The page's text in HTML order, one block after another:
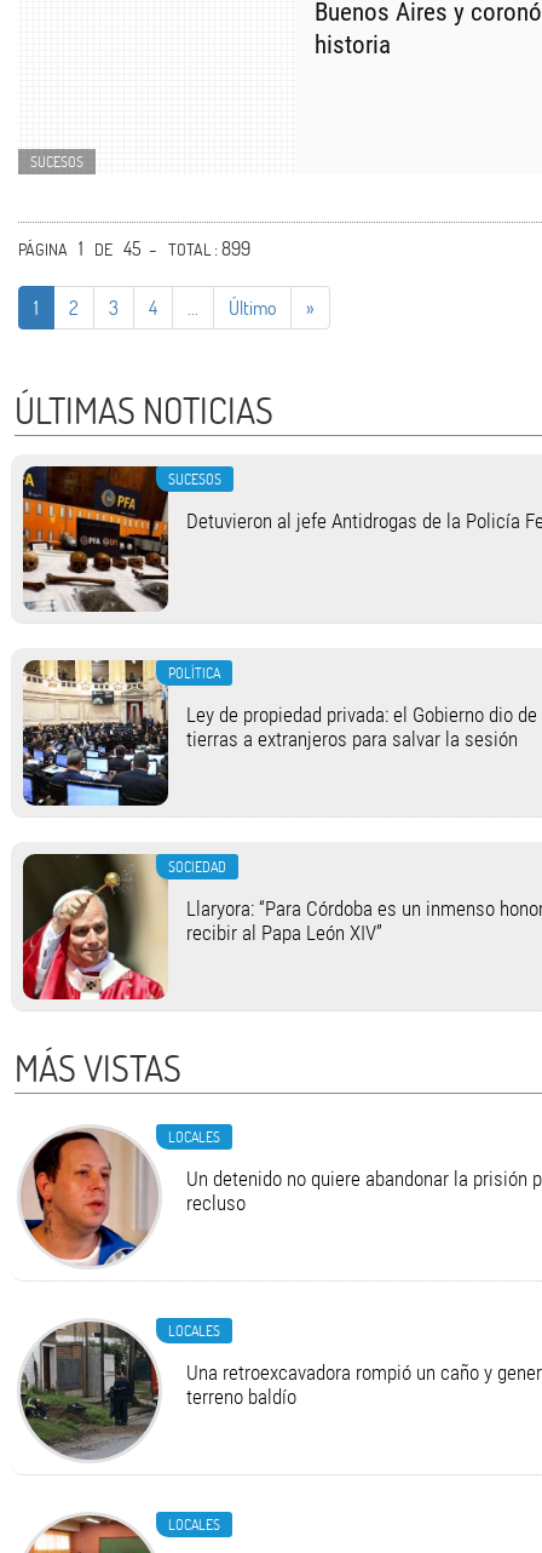
SUCESOS
Buenos Aires y
historia
PÁGINA 1 DE 45 - TOTAL: 899
1 2 3 4 Último »
ÚLTIMAS NOTICIAS
SUCESOS
Detuvieron al jefe Antidrogas de la Policía
POLÍTICA
Ley de propiedad privada: el Gobierno dio
tierras a extranjeros para salvar la sesión
SOCIEDAD
Llaryora: “Para Córdoba es un inmenso
recibir al Papa León XIV”
MÁS VISTAS
LOCALES
Un detenido no quiere abandonar la prisión
recluso
LOCALES
Una retroexcavadora rompió un caño y
terreno baldío
LOCALES